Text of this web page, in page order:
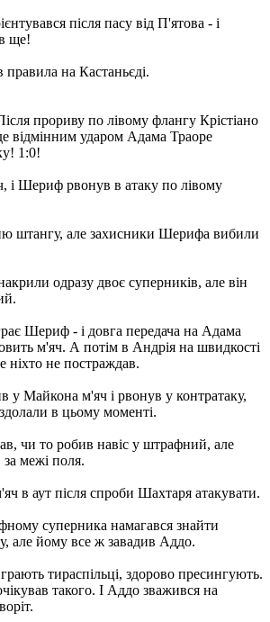
після пасу від П'ятова - і
ще!
на Кастаньєді.
прориву по лівому флангу Крістіано
відмінним ударом Адама Траоре
1:0!
і Шериф рвонув в атаку по лівому
штангу, але захисники Шерифа вибили
одразу двоє суперників, але він
Шериф - і довга передача на Адама
м'яч. А потім в Андрія на швидкості
ніхто не постраждав.
у Майкона м'яч і рвонув у контратаку,
в цьому моменті.
чи то робив навіс у штрафний, але
межі поля.
в аут після спроби Шахтаря атакувати.
суперника намагався знайти
але йому все ж завадив Аддо.
тираспільці, здорово пресингують.
такого. І Аддо зважився на